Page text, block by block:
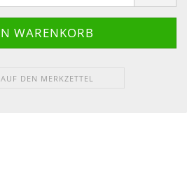
AUF DEN MERKZETTEL